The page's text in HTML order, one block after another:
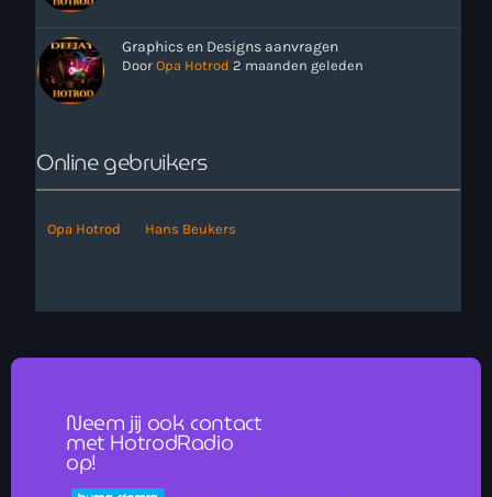
Graphics en Designs aanvragen
Door Opa Hotrod 2 maanden geleden
Online gebruikers
Opa Hotrod Hans Beukers
Neem jij ook contact
met HotrodRadio
op!